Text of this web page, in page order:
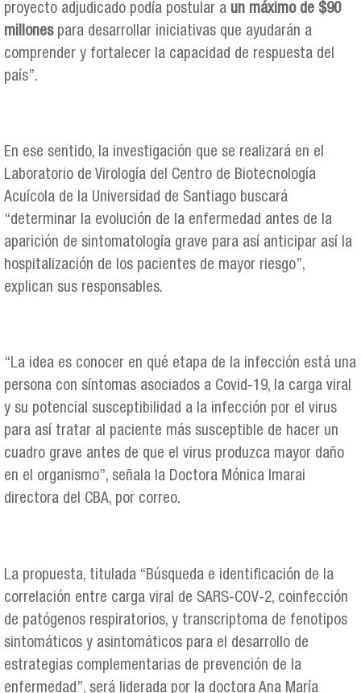
proyecto adjudicado podía postular a un máximo de $90
millonespara desarrollar iniciativas que ayudarán a
comprender y fortalecer la capacidad de respuesta del
país”.
En ese sentido, la investigación que se realizará en el
Laboratorio de Virología del Centro de Biotecnología
Acuícola de la Universidad de Santiago buscará
“determinar la evolución de la enfermedad antes de la
aparición de sintomatología grave para así anticipar así la
hospitalización de los pacientes de mayor riesgo”,
explican sus responsables.
“La idea es conocer en qué etapa de la infección está una
persona con síntomas asociados a Covid-19, la carga viral
y su potencial susceptibilidad a la infección por el virus
para así tratar al paciente más susceptible de hacer un
cuadro grave antes de que el virus produzca mayor daño
en el organismo”, señala la Doctora Mónica Imarai
directora del CBA, por correo.
La propuesta, titulada “Búsqueda e identificación de la
correlación entre carga viral de SARS-COV-2, coinfección
de patógenos respiratorios, y transcriptoma de fenotipos
sintomáticos y asintomáticos para el desarrollo de
estrategias complementarias de prevención de la
enfermedad”, será liderada por la doctora Ana María